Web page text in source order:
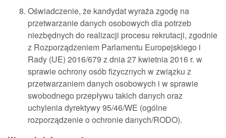
Oświadczenie, że kandydat wyraża zgodę na
przetwarzanie danych osobowych dla potrzeb
niezbędnych do realizacji procesu rekrutacji, zgodnie
z Rozporządzeniem Parlamentu Europejskiego i
Rady (UE) 2016/679 z dnia 27 kwietnia 2016 r. w
sprawie ochrony osób fizycznych w związku z
przetwarzaniem danych osobowych i w sprawie
swobodnego przepływu takich danych oraz
uchylenia dyrektywy 95/46/WE (ogólne
rozporządzenie o ochronie danych/RODO).